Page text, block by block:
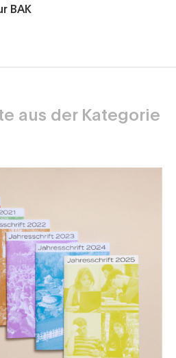
BAK
aus der Kategorie